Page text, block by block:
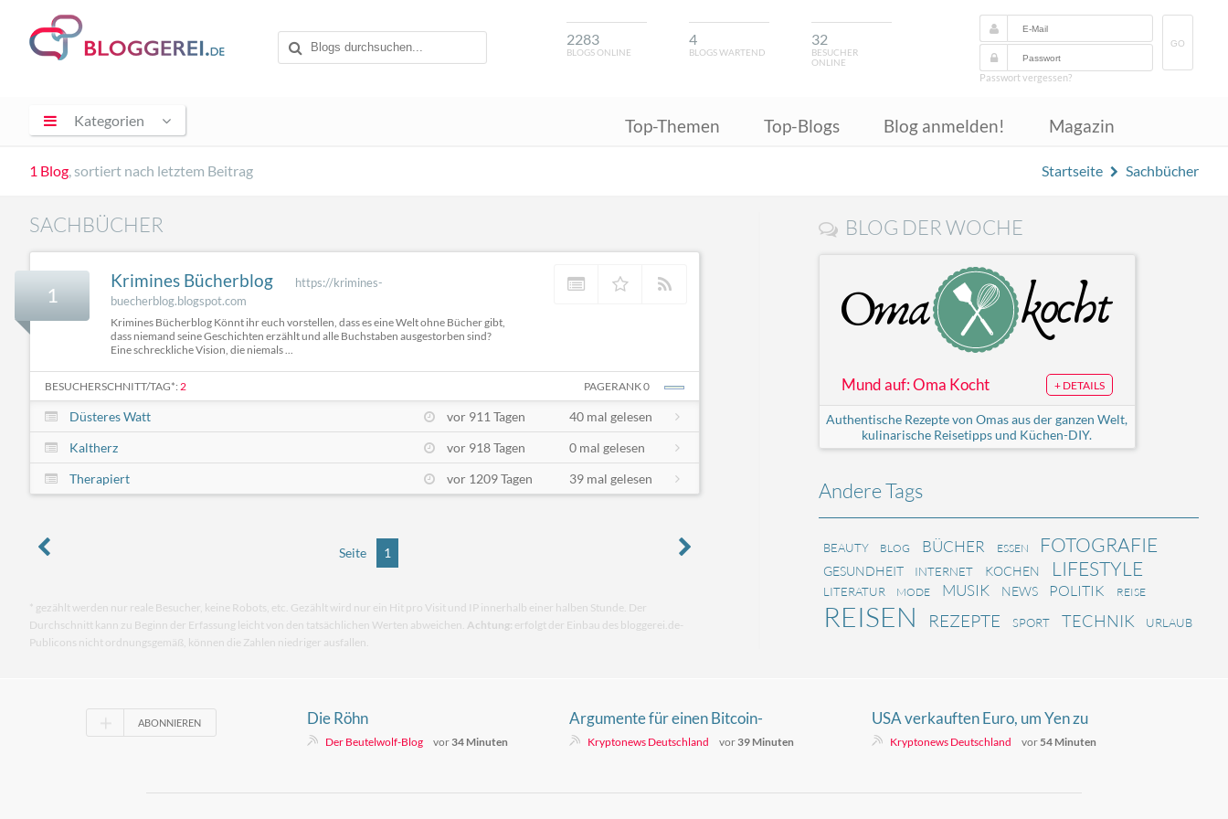
2283
BLOGS ONLINE
4
BLOGS WARTEND
32
BESUCHER
ONLINE
GO
Passwort vergessen?
Kategorien Top-Themen Top-Blogs Blog anmelden! Magazin
1 Blog, sortiert nach letztem Beitrag Startseite Sachbücher
SACHBÜCHER
1
Krimines Bücherblog
https://krimines-
buecherblog.blogspot.com
Krimines Bücherblog Könnt ihr euch vorstellen, dass es eine Welt ohne Bücher gibt,
dass niemand seine Geschichten erzählt und alle Buchstaben ausgestorben sind?
Eine schreckliche Vision, die niemals ...
BESUCHERSCHNITT/TAG*: 2 PAGERANK 0
Düsteres Watt vor 911 Tagen
40 mal gelesen
Kaltherz
vor 918 Tagen
0 mal gelesen
Therapiert
vor 1209 Tagen 39 mal gelesen
Seite 1
* gezählt werden nur reale Besucher, keine Robots, etc. Gezählt wird nur ein Hit pro Visit und IP innerhalb einer halben Stunde. Der
Durchschnitt kann zu Beginn der Erfassung leicht von den tatsächlichen Werten abweichen. Achtung: erfolgt der Einbau des bloggerei.de-
Publicons nicht ordnungsgemäß, können die Zahlen niedriger ausfallen.
BLOG DER WOCHE
Mund auf: Oma Kocht + DETAILS
Authentische Rezepte von Omas aus der ganzen Welt,
kulinarische Reisetipps und Küchen-DIY.
Andere Tags
BEAUTY BLOG BÜCHER ESSEN FOTOGRAFIE
GESUNDHEIT INTERNET KOCHEN LIFESTYLE
LITERATUR MODE MUSIK NEWS POLITIK REISE
REISEN REZEPTE SPORT TECHNIK URLAUB
ABONNIEREN Die Röhn
Der Beutelwolf-Blog vor 34 Minuten
Argumente für einen Bitcoin-
Anstieg auf 76.000 Dollar mehren
Kryptonews Deutschland vor 39 Minuten
USA verkauften Euro, um Yen zu
retten – Europa erfuhr es danach
Kryptonews Deutschland vor54 Minuten